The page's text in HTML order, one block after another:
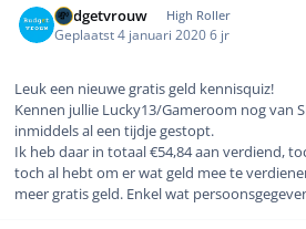
Budgetvrouw High Roller
Geplaatst4 januari 20206 jr
Leuk een nieuwe gratis geld kennisquiz!
Kennen jullie Lucky13/Gameroom nog van
inmiddels al een tijdje gestopt.
Ik heb daar in totaal €54,84 aan verdiend,
toch al hebt om er wat geld mee te
meer gratis geld. Enkel wat